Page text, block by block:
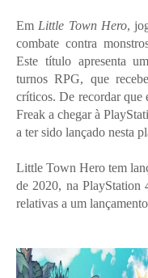
Em Little Town Hero,
combate contra
Este título apresenta
turnos RPG, que
críticos. De recordar que
Freak a chegar à
a ter sido lançado nesta
Little Town Hero tem
de 2020, na PlayStation
relativas a um